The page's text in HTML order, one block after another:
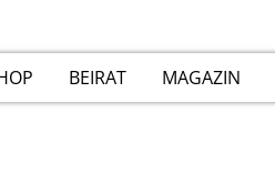
BEIRAT MAGAZIN